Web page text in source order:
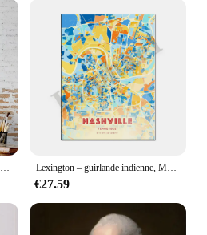
Affiches sur toile de peinture de chanteur Brantley Gilbert, décoration de chambre à coucher familiale moderne, art mural, 24x36 Lexington – guirlande indienne, Monterey, guirlandes victoriennes, Nashville, Puebla, william Chesapeake Burlington Affiche de carte couleur de ville
€27.59